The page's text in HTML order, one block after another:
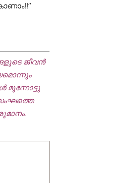
ജീവന്‍
മുന്നോട്ടു